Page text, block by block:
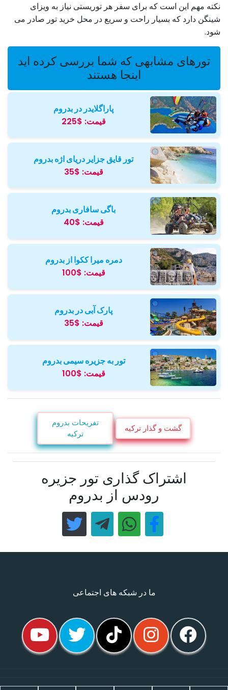
نکته مهم این است که برای سفر هر توریستی نیاز به ویزای
شینگن دارد که بسیار راحت و سریع در محل خرید تور صادر می
شود.
تورهای مشابهی که شما بررسی کرده اید
اینجا هستند
پاراگلایدر در بدروم
قیمت: $225
تور قایق جزایر دریای اژه بدروم
قیمت: $35
باگی سافاری بدروم
قیمت: $40
دمره میرا ککوا از بدروم
قیمت: $100
پارک آبی در بدروم
قیمت: $35
تور به جزیره سیمی بدروم
قیمت: $100
گشت و گذار ترکیه
تفریحات بدروم
ترکیه
اشتراک گذاری تور جزیره
رودس از بدروم
ما در شبکه های اجتماعی